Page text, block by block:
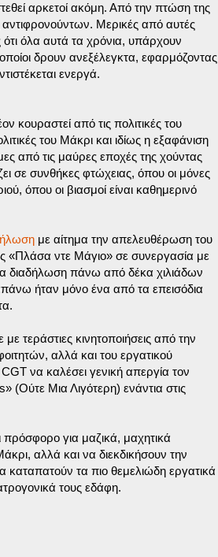
αρκετοί ακόμη. Από την πτώση της
αντιφρονούντων. Μερικές από αυτές
όλα αυτά τα χρόνια, υπάρχουν
δρουν ανεξέλεγκτα, εφαρμόζοντας
ενεργά.
κουραστεί από τις πολιτικές του
του Μάκρι και ιδίως η εξαφάνιση
από τις μαύρες εποχές της χούντας
σε συνθήκες φτώχειας, όπου οι μόνες
όπου οι βιασμοί είναι καθημερινό
με αίτημα την απελευθέρωση του
«Πλάσα ντε Μάγιο» σε συνεργασία με
διαδήλωση πάνω από δέκα χιλιάδων
ήταν μόνο ένα από τα επεισόδια
τεράστιες κινητοποιήσεις από την
αλλά και του εργατικού
να καλέσει γενική απεργία τον
(Ούτε Μια Λιγότερη) ενάντια στις
για μαζικά, μαχητικά
αλλά και να διεκδικήσουν την
τα πιο θεμελιώδη εργατικά
τους εδάφη.